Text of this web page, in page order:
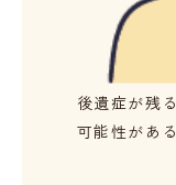
後遺症が残る
可能性がある